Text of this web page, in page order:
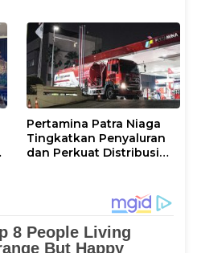
Pertamina Patra Niaga
Tingkatkan Penyaluran
dan Perkuat Distribusi